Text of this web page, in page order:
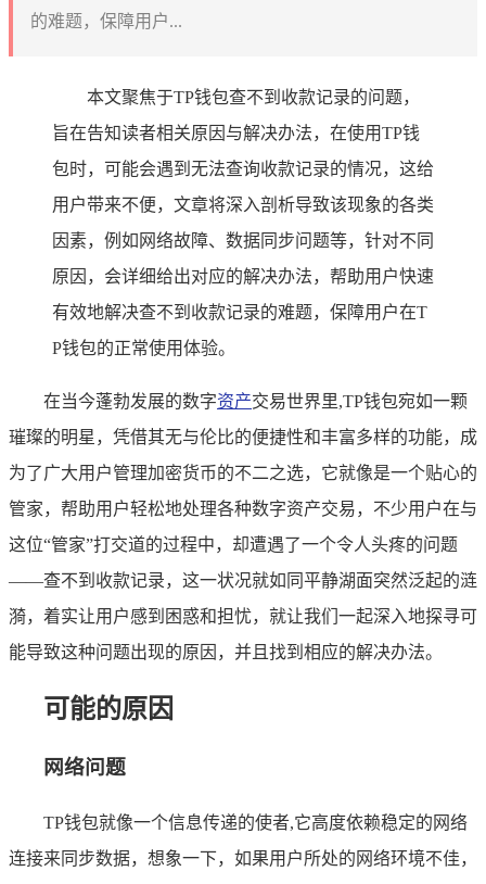
的难题，保障用户...
本文聚焦于TP钱包查不到收款记录的问题，
旨在告知读者相关原因与解决办法，在使用TP钱
包时，可能会遇到无法查询收款记录的情况，这给
用户带来不便，文章将深入剖析导致该现象的各类
因素，例如网络故障、数据同步问题等，针对不同
原因，会详细给出对应的解决办法，帮助用户快速
有效地解决查不到收款记录的难题，保障用户在T
P钱包的正常使用体验。
在当今蓬勃发展的数字资产交易世界里,TP钱包宛如一颗
璀璨的明星，凭借其无与伦比的便捷性和丰富多样的功能，成
为了广大用户管理加密货币的不二之选，它就像是一个贴心的
管家，帮助用户轻松地处理各种数字资产交易，不少用户在与
这位“管家”打交道的过程中，却遭遇了一个令人头疼的问题
——查不到收款记录，这一状况就如同平静湖面突然泛起的涟
漪，着实让用户感到困惑和担忧，就让我们一起深入地探寻可
能导致这种问题出现的原因，并且找到相应的解决办法。
可能的原因
网络问题
TP钱包就像一个信息传递的使者,它高度依赖稳定的网络
连接来同步数据，想象一下，如果用户所处的网络环境不佳，